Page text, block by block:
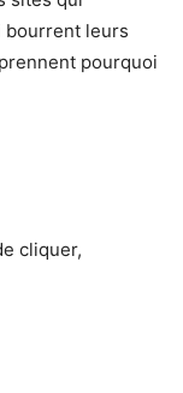
bourrent leurs
pourquoi
cliquer,